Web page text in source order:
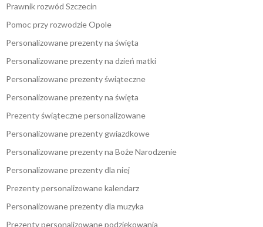
Prawnik rozwód Szczecin
Pomoc przy rozwodzie Opole
Personalizowane prezenty na święta
Personalizowane prezenty na dzień matki
Personalizowane prezenty świąteczne
Personalizowane prezenty na święta
Prezenty świąteczne personalizowane
Personalizowane prezenty gwiazdkowe
Personalizowane prezenty na Boże Narodzenie
Personalizowane prezenty dla niej
Prezenty personalizowane kalendarz
Personalizowane prezenty dla muzyka
Prezenty personalizowane podziękowania